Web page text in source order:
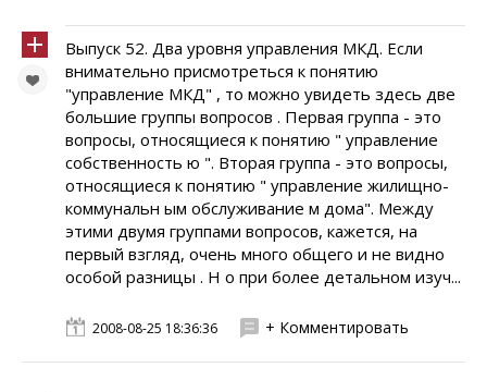
Выпуск 52. Два уровня управления МКД. Если
внимательно присмотреться к понятию
"управление МКД" , то можно увидеть здесь две
большие группы вопросов . Первая группа - это
вопросы, относящиеся к понятию " управление
собственность ю ". Вторая группа - это вопросы,
относящиеся к понятию " управление жилищно-
коммунальн ым обслуживание м дома". Между
этими двумя группами вопросов, кажется, на
первый взгляд, очень много общего и не видно
особой разницы . Н о при более детальном изуч...
2008-08-25 18:36:36 + Комментировать